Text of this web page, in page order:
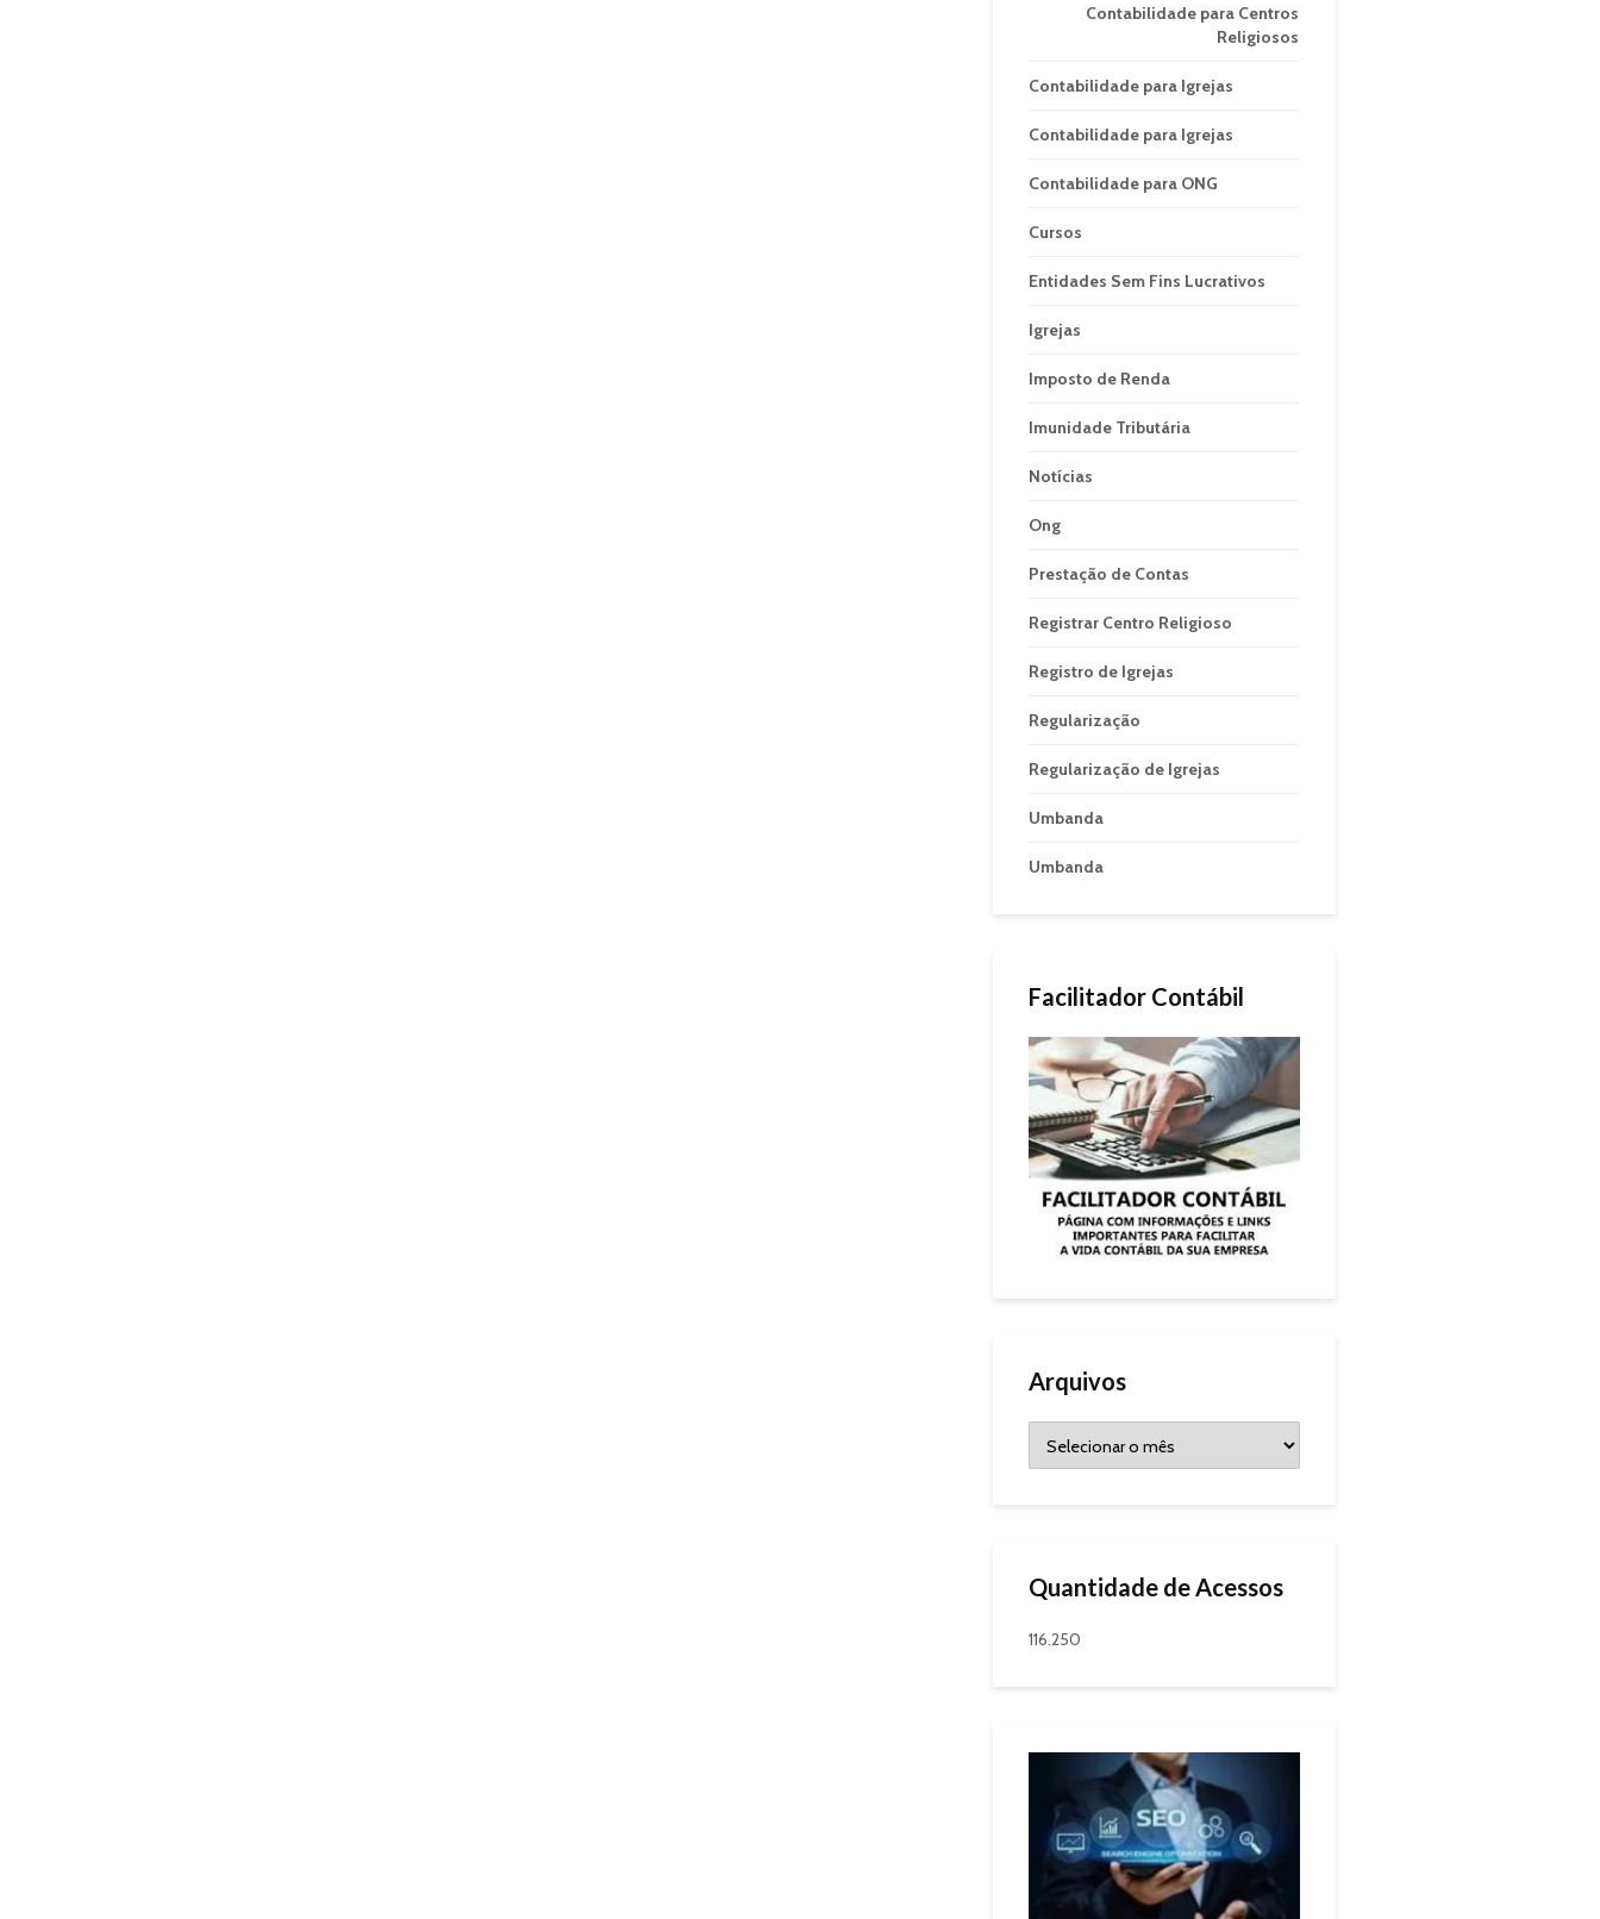
Contabilidade para Centros
Religiosos
Contabilidade para Igrejas
Contabilidade para Igrejas
Contabilidade para ONG
Cursos
Entidades Sem Fins Lucrativos
Igrejas
Imposto de Renda
Imunidade Tributária
Notícias
Ong
Prestação de Contas
Registrar Centro Religioso
Registro de Igrejas
Regularização
Regularização de Igrejas
Umbanda
Umbanda
Facilitador Contábil
Arquivos
Quantidade de Acessos
116.250